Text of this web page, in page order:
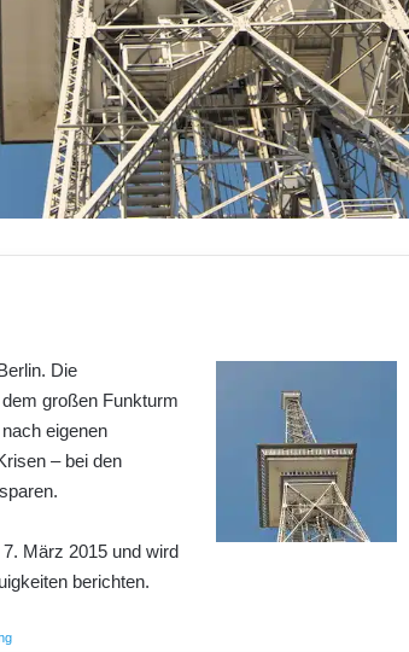
Die
großen Funkturm
eigenen
– bei den
März 2015 und wird
berichten.